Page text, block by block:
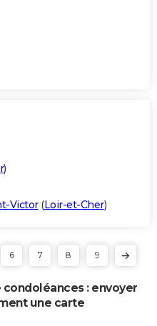
)
Victor(Loir-et-Cher)
6 7 8 9
condoléances : envoyer
une carte